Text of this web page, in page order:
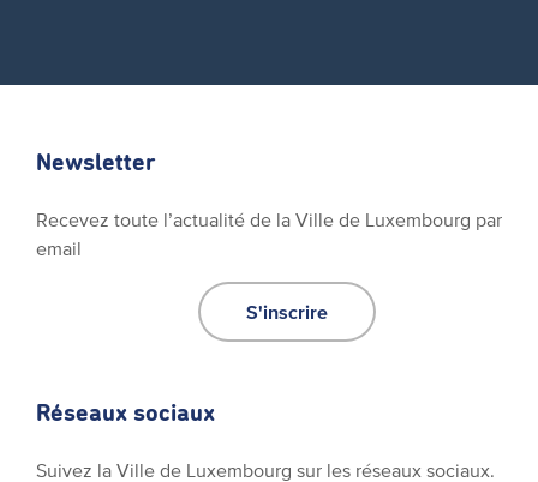
Newsletter
Recevez toute l’actualité de la Ville de Luxembourg par
email
S'inscrire
Réseaux sociaux
Suivez la Ville de Luxembourg sur les réseaux sociaux.